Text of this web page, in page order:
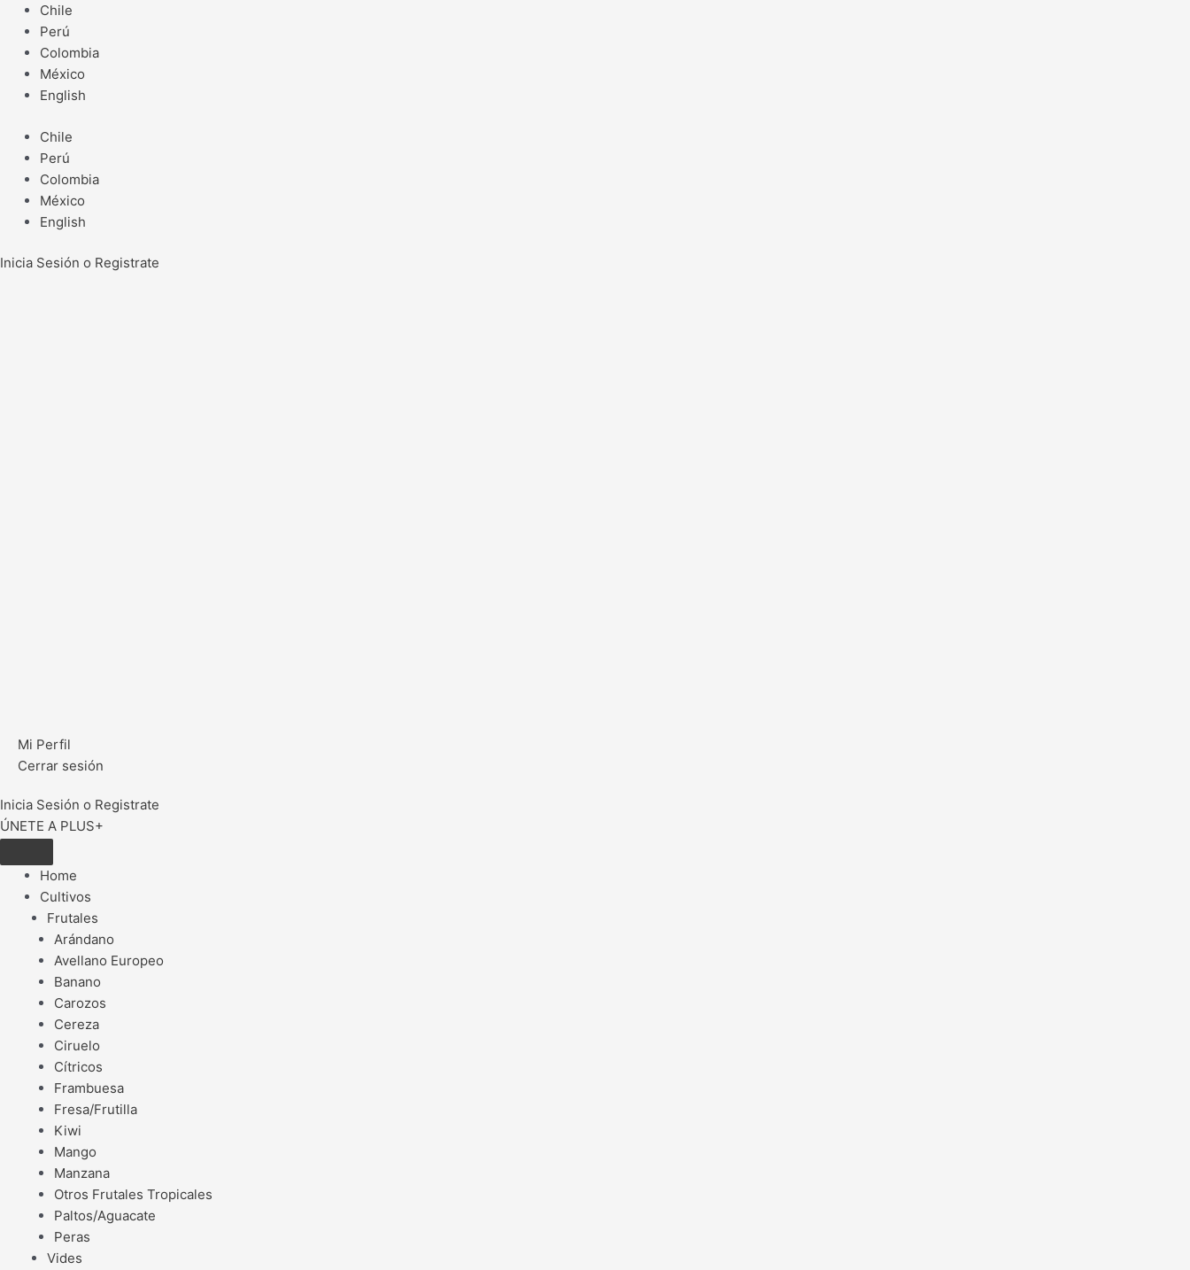
contenido
Chile
Perú
Colombia
México
English
Chile
Perú
Colombia
México
English
Inicia Sesión o Registrate
Mi Perfil
Cerrar sesión
Inicia Sesión o Registrate
ÚNETE A PLUS+
Home
Cultivos
Frutales
Arándano
Avellano Europeo
Banano
Carozos
Cereza
Ciruelo
Cítricos
Frambuesa
Fresa/Frutilla
Kiwi
Mango
Manzana
Otros Frutales Tropicales
Paltos/Aguacate
Peras
Vides